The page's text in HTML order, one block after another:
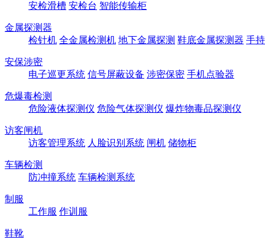
安检滑槽 安检台 智能传输柜
金属探测器
检针机 全金属检测机 地下金属探测 鞋底金属探测器 手
安保涉密
电子巡更系统 信号屏蔽设备 涉密保密 手机点验器
危爆毒检测
危险液体探测仪 危险气体探测仪 爆炸物毒品探测仪
访客闸机
访客管理系统 人脸识别系统 闸机 储物柜
车辆检测
防冲撞系统 车辆检测系统
制服
工作服 作训服
鞋靴